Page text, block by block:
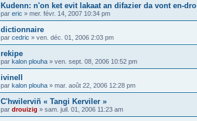
Kudenn: n'on ket evit lakaat an difazier da vont en-dro
par eric » mer. févr. 14, 2007 10:34 pm
dictionnaire
par cedric » ven. déc. 01, 2006 2:03 pm
rekipe
par kalon plouha » ven. sept. 08, 2006 10:52 pm
ivinell
par kalon plouha » mar. août 22, 2006 12:28 pm
C'hwilerviñ « Tangi Kerviler »
par drouizig » sam. juil. 01, 2006 11:23 am